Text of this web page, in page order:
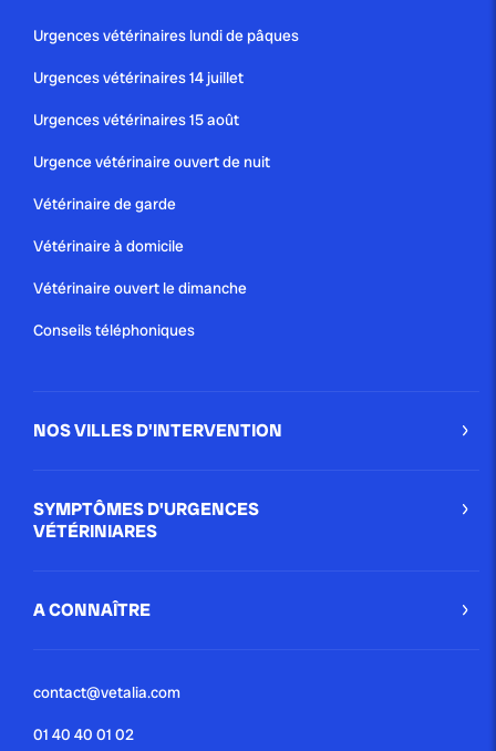
Urgences vétérinaires lundi de pâques
Urgences vétérinaires 14 juillet
Urgences vétérinaires 15 août
Urgence vétérinaire ouvert de nuit
Vétérinaire de garde
Vétérinaire à domicile
Vétérinaire ouvert le dimanche
Conseils téléphoniques
NOS VILLES D'INTERVENTION
SYMPTÔMES D'URGENCES
VÉTÉRINIARES
A CONNAÎTRE
contact@vetalia.com
01 40 40 01 02